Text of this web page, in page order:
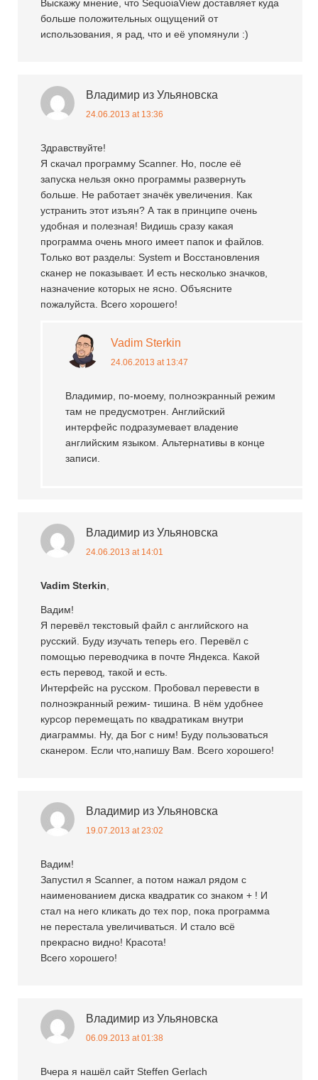
Выскажу мнение, что SequoiaView доставляет куда
больше положительных ощущений от
использования, я рад, что и её упомянули :)
Владимир из Ульяновска
24.06.2013 at 13:36
Здравствуйте!
Я скачал программу Scanner. Но, после её
запуска нельзя окно программы развернуть
больше. Не работает значёк увеличения. Как
устранить этот изъян? А так в принципе очень
удобная и полезная! Видишь сразу какая
программа очень много имеет папок и файлов.
Только вот разделы: System и Восстановления
сканер не показывает. И есть несколько значков,
назначение которых не ясно. Объясните
пожалуйста. Всего хорошего!
Vadim Sterkin
24.06.2013 at 13:47
Владимир, по-моему, полноэкранный режим
там не предусмотрен. Английский
интерфейс подразумевает владение
английским языком. Альтернативы в конце
записи.
Владимир из Ульяновска
24.06.2013 at 14:01
Vadim Sterkin
Вадим!
Я перевёл текстовый файл с английского на
русский. Буду изучать теперь его. Перевёл с
помощью переводчика в почте Яндекса. Какой
есть перевод, такой и есть.
Интерфейс на русском. Пробовал перевести в
полноэкранный режим- тишина. В нём удобнее
курсор перемещать по квадратикам внутри
диаграммы. Ну, да Бог с ним! Буду пользоваться
сканером. Если что,напишу Вам. Всего хорошего!
Владимир из Ульяновска
19.07.2013 at 23:02
Вадим!
Запустил я Scanner, а потом нажал рядом с
наименованием диска квадратик со знаком + ! И
стал на него кликать до тех пор, пока программа
не перестала увеличиваться. И стало всё
прекрасно видно! Красота!
Всего хорошего!
Владимир из Ульяновска
06.09.2013 at 01:38
Вчера я нашёл сайт Steffen Gerlach